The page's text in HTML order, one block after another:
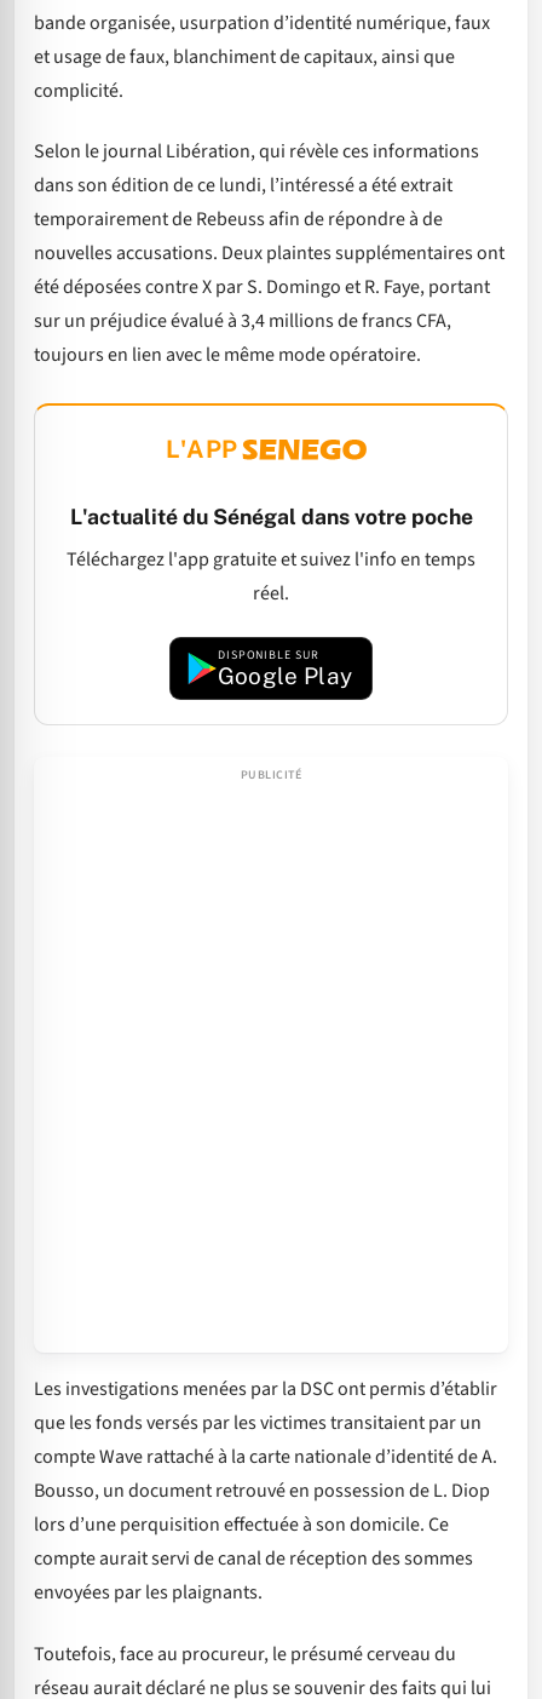
bande organisée, usurpation d’identité numérique, faux
et usage de faux, blanchiment de capitaux, ainsi que
complicité.
Selon le journal Libération, qui révèle ces informations
dans son édition de ce lundi, l’intéressé a été extrait
temporairement de Rebeuss afin de répondre à de
nouvelles accusations. Deux plaintes supplémentaires ont
été déposées contre X par S. Domingo et R. Faye, portant
sur un préjudice évalué à 3,4 millions de francs CFA,
toujours en lien avec le même mode opératoire.
L'APP
L'actualité du Sénégal dans votre poche
Téléchargez l'app gratuite et suivez l'info en temps
réel.
DISPONIBLE SUR
Google Play
Les investigations menées par la DSC ont permis d’établir
que les fonds versés par les victimes transitaient par un
compte Wave rattaché à la carte nationale d’identité de A.
Bousso, un document retrouvé en possession de L. Diop
lors d’une perquisition effectuée à son domicile. Ce
compte aurait servi de canal de réception des sommes
envoyées par les plaignants.
Toutefois, face au procureur, le présumé cerveau du
réseau aurait déclaré ne plus se souvenir des faits qui lui